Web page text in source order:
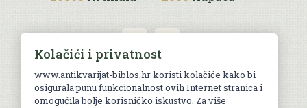
Uvjeti kupnje
Kolačići i privatnost
www.antikvarijat-biblos.hr koristi kolačiće kako bi
osigurala punu funkcionalnost ovih Internet stranica i
omogućila bolje korisničko iskustvo. Za više